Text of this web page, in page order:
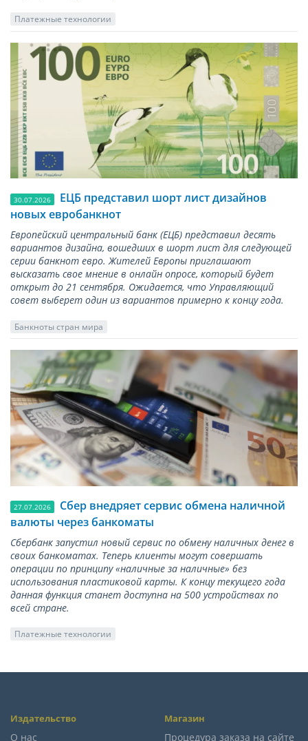
Платежные технологии
30.07.2026
ЕЦБ представил шорт лист дизайнов
новых евробанкнот
Европейский центральный банк (ЕЦБ) представил десять
вариантов дизайна, вошедших в шорт лист для следующей
серии банкнот евро. Жителей Европы приглашают
высказать свое мнение в онлайн опросе, который будет
открыт до 21 сентября. Ожидается, что Управляющий
совет выберет один из вариантов примерно к концу года.
Банкноты стран мира
27.07.2026
Сбер внедряет сервис обмена наличной
валюты через банкоматы
Сбербанк запустил новый сервис по обмену наличных денег в
своих банкоматах. Теперь клиенты могут совершать
операции по принципу «наличные за наличные» без
использования пластиковой карты. К концу текущего года
данная функция станет доступна на 500 устройствах по
всей стране.
Платежные технологии
Издательство
О нас
Магазин
Процедура заказа на сайте